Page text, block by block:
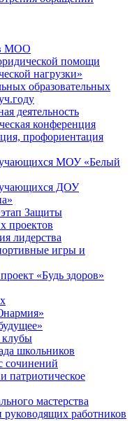
в МОО
помощи
нагрузки»
образовательных
деятельность
конференция
профориентация
МОУ «Белый
ДОУ
Защиты
проектов
лидерства
игры и
«Будь здоров»
школьников
сочинений
патриотическое
мастерства
руководящих работников